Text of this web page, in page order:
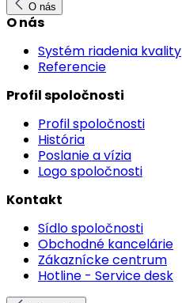
O nás
O nás
Systém riadenia kvality
Referencie
Profil spoločnosti
Profil spoločnosti
História
Poslanie a vízia
Logo spoločnosti
Kontakt
Sídlo spoločnosti
Obchodné kancelárie
Zákaznícke centrum
Hotline - Service desk